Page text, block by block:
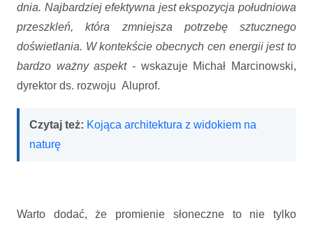
dnia. Najbardziej efektywna jest ekspozycja południowa
przeszkleń, która zmniejsza potrzebę sztucznego
doświetlania. W kontekście obecnych cen energii jest to
bardzo ważny aspekt- wskazuje Michał Marcinowski,
dyrektor ds. rozwoju Aluprof.
Czytaj też: Kojąca architektura z widokiem na
naturę
Warto dodać, że promienie słoneczne to nie tylko